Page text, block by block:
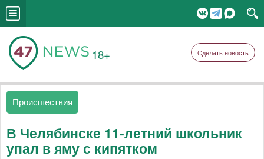
18+ Сделать новость
Происшествия
В Челябинске 11-летний школьник
упал в яму с кипятком